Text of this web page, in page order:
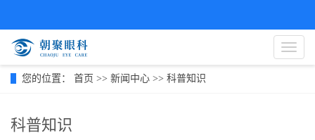
导
航
您的位置： 首页 >> 新闻中心 >> 科普知识
科普知识